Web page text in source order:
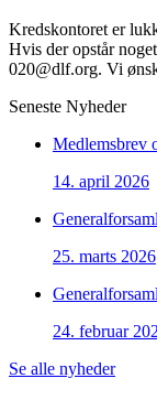
Kredskontoret er
Hvis der opstår
020@dlf.org. Vi
Seneste Nyheder
Medlemsbrev
14. april 2026
25. marts 2026
24. februar
Se alle nyheder